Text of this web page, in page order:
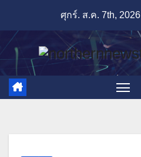
content
ศุกร์. ส.ค. 7th, 2026